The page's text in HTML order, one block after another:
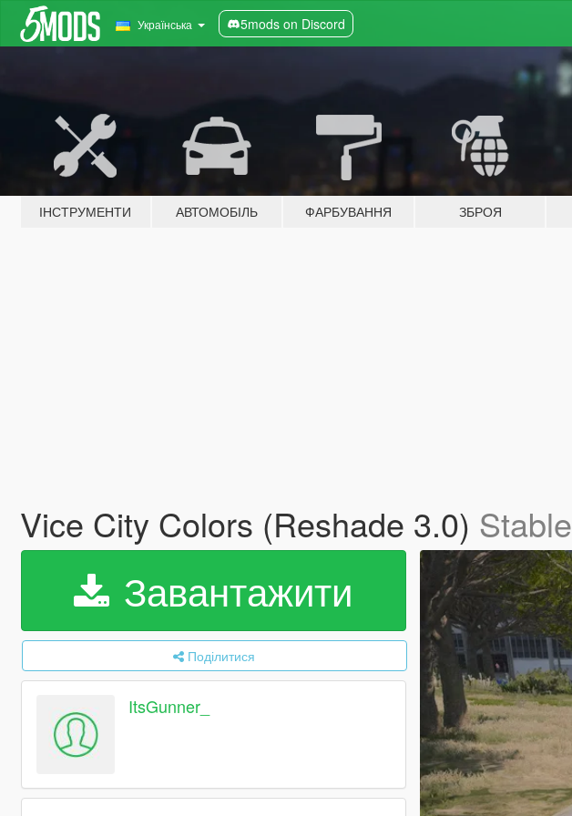
Українська 5mods on Discord
ІНСТРУМЕНТИ АВТОМОБІЛЬ ФАРБУВАННЯ ЗБРОЯ
Vice City Colors (Reshade 3.0) Stable
Завантажити
Поділитися
ItsGunner_